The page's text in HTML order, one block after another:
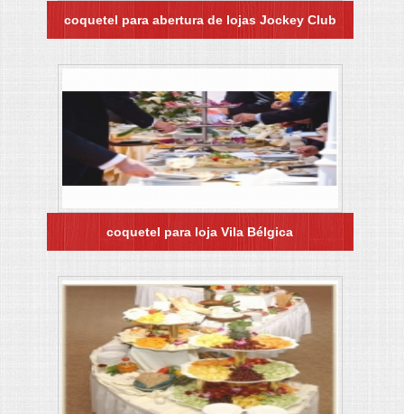
coquetel para abertura de lojas Jockey Club
coquetel para loja Vila Bélgica